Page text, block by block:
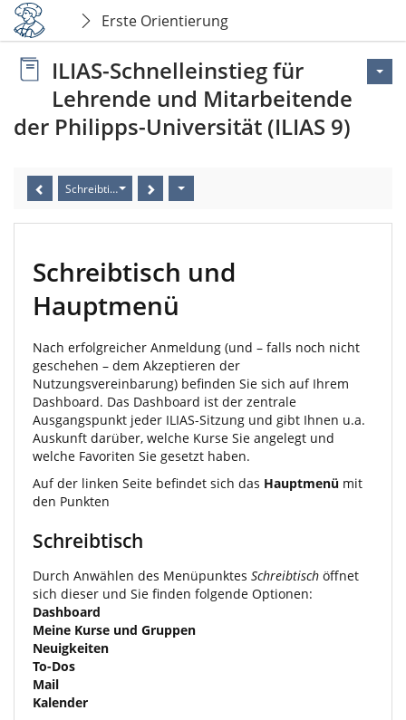
Erste Orientierung
ILIAS-Schnelleinstieg für
Lehrende und Mitarbeitende
der Philipps-Universität (ILIAS 9)
Schreibtisch und Hauptmenü
Schreibtisch und
Hauptmenü
Nach erfolgreicher Anmeldung (und – falls noch nicht
geschehen – dem Akzeptieren der
Nutzungsvereinbarung) befinden Sie sich auf Ihrem
Dashboard. Das Dashboard ist der zentrale
Ausgangspunkt jeder ILIAS-Sitzung und gibt Ihnen u.a.
Auskunft darüber, welche Kurse Sie angelegt und
welche Favoriten Sie gesetzt haben.
Auf der linken Seite befindet sich das Hauptmenü mit
den Punkten
Schreibtisch
Durch Anwählen des Menüpunktes Schreibtisch öffnet
sich dieser und Sie finden folgende Optionen:
Dashboard
Meine Kurse und Gruppen
Neuigkeiten
To-Dos
Mail
Kalender